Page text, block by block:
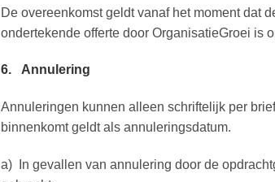
De overeenkomst geldt vanaf het moment dat
ondertekende offerte door OrganisatieGroei is
6. Annulering
Annuleringen kunnen alleen schriftelijk per
binnenkomt geldt als annuleringsdatum.
a) In gevallen van annulering door de